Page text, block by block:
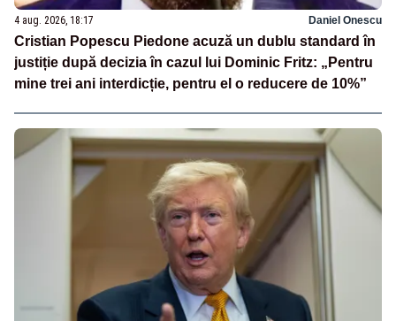
4 aug. 2026, 18:17 Daniel Onescu
Cristian Popescu Piedone acuză un dublu standard în
justiție după decizia în cazul lui Dominic Fritz: „Pentru
mine trei ani interdicție, pentru el o reducere de 10%”